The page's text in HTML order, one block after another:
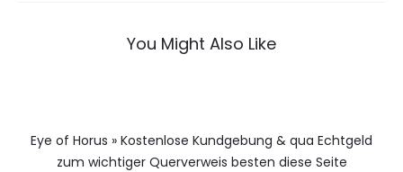
You Might Also Like
Eye of Horus » Kostenlose Kundgebung & qua Echtgeld
zum wichtiger Querverweis besten diese Seite